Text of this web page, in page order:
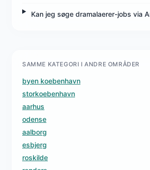
Kan jeg søge dramalaerer-jobs via
SAMME KATEGORI I ANDRE OMRÅDER
byen koebenhavn
storkoebenhavn
aarhus
odense
aalborg
esbjerg
roskilde